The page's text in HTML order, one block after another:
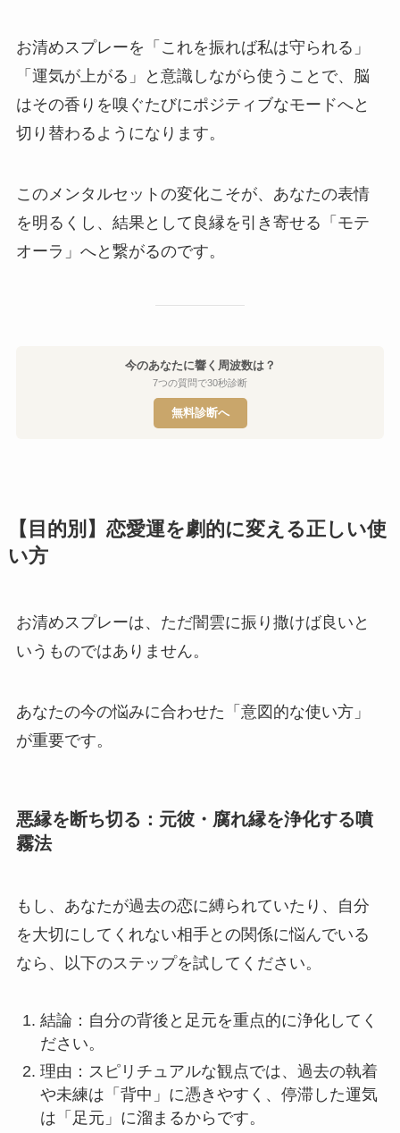
お清めスプレーを「これを振れば私は守られる」
「運気が上がる」と意識しながら使うことで、脳
はその香りを嗅ぐたびにポジティブなモードへと
切り替わるようになります。
このメンタルセットの変化こそが、あなたの表情
を明るくし、結果として良縁を引き寄せる「モテ
オーラ」へと繋がるのです。
今のあなたに響く周波数は？
7つの質問で30秒診断
無料診断へ
【目的別】恋愛運を劇的に変える正しい使
い方
お清めスプレーは、ただ闇雲に振り撒けば良いと
いうものではありません。
あなたの今の悩みに合わせた「意図的な使い方」
が重要です。
悪縁を断ち切る：元彼・腐れ縁を浄化する噴
霧法
もし、あなたが過去の恋に縛られていたり、自分
を大切にしてくれない相手との関係に悩んでいる
なら、以下のステップを試してください。
結論：自分の背後と足元を重点的に浄化してく
ださい。
理由：スピリチュアルな観点では、過去の執着
や未練は「背中」に憑きやすく、停滞した運気
は「足元」に溜まるからです。